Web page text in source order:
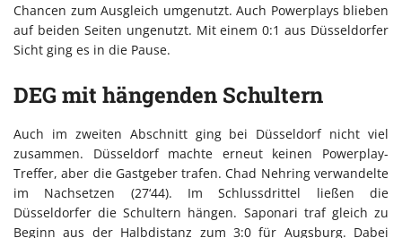
Chancen zum Ausgleich umgenutzt. Auch Powerplays blieben
auf beiden Seiten ungenutzt. Mit einem 0:1 aus Düsseldorfer
Sicht ging es in die Pause.
DEG mit hängenden Schultern
Auch im zweiten Abschnitt ging bei Düsseldorf nicht viel
zusammen. Düsseldorf machte erneut keinen Powerplay-
Treffer, aber die Gastgeber trafen. Chad Nehring verwandelte
im Nachsetzen (27‘44). Im Schlussdrittel ließen die
Düsseldorfer die Schultern hängen. Saponari traf gleich zu
Beginn aus der Halbdistanz zum 3:0 für Augsburg. Dabei